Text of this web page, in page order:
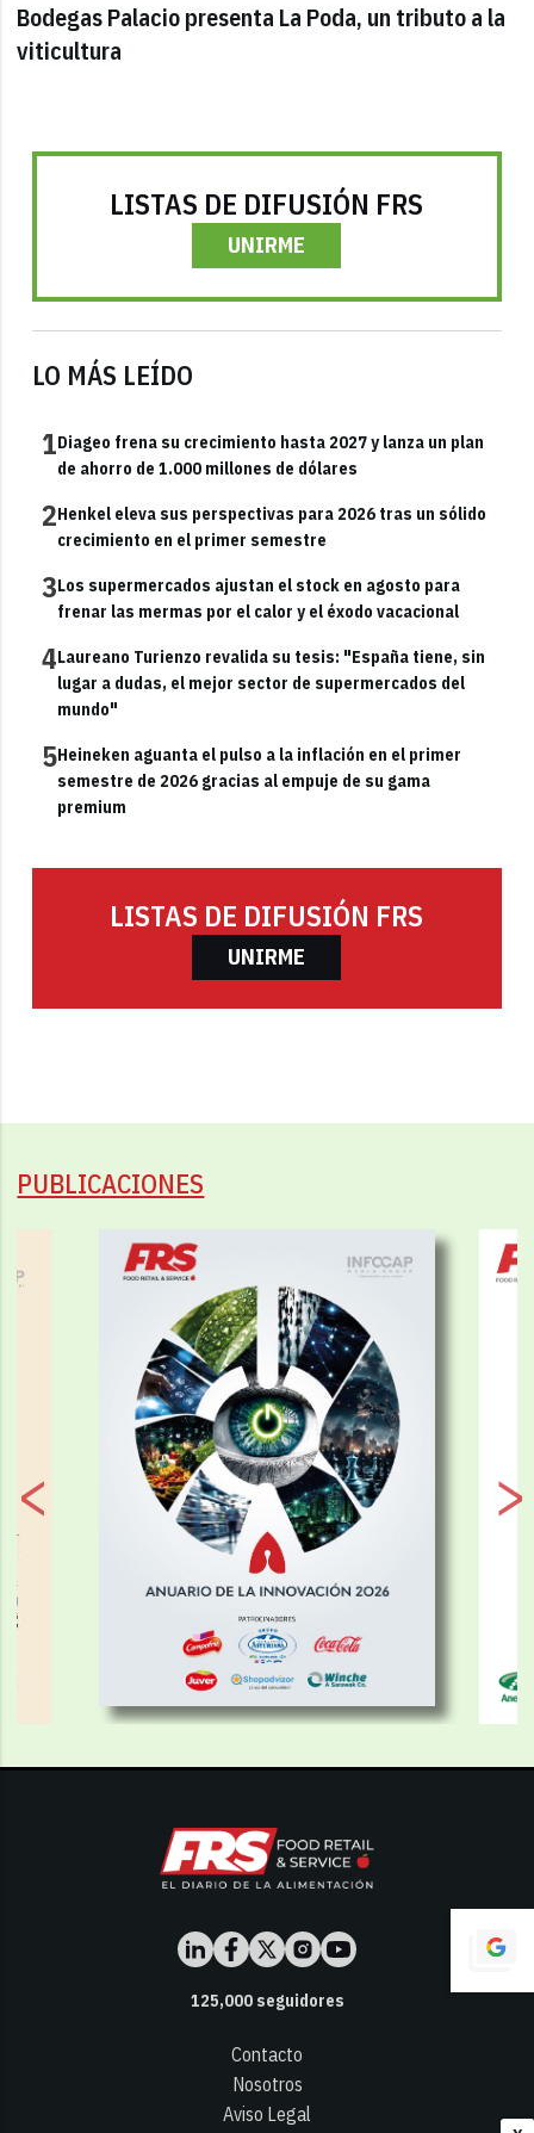
Bodegas Palacio presenta La Poda, un tributo a la
viticultura
LISTAS DE DIFUSIÓN FRS
UNIRME
LO MÁS LEÍDO
1Diageo frena su crecimiento hasta 2027 y lanza un plan
de ahorro de 1.000 millones de dólares
2Henkel eleva sus perspectivas para 2026 tras un sólido
crecimiento en el primer semestre
3Los supermercados ajustan el stock en agosto para
frenar las mermas por el calor y el éxodo vacacional
4Laureano Turienzo revalida su tesis: "España tiene, sin
lugar a dudas, el mejor sector de supermercados del
mundo"
5Heineken aguanta el pulso a la inflación en el primer
semestre de 2026 gracias al empuje de su gama
premium
LISTAS DE DIFUSIÓN FRS
UNIRME
PUBLICACIONES
125,000seguidores
Contacto
Nosotros
Aviso Legal